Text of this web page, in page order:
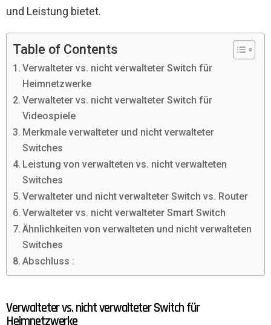
und Leistung bietet.
Table of Contents
Verwalteter vs. nicht verwalteter Switch für
Heimnetzwerke
Verwalteter vs. nicht verwalteter Switch für
Videospiele
Merkmale verwalteter und nicht verwalteter
Switches
Leistung von verwalteten vs. nicht verwalteten
Switches
Verwalteter und nicht verwalteter Switch vs. Router
Verwalteter vs. nicht verwalteter Smart Switch
Ähnlichkeiten von verwalteten und nicht verwalteten
Switches
Abschluss :
Verwalteter vs. nicht verwalteter Switch für
Heimnetzwerke